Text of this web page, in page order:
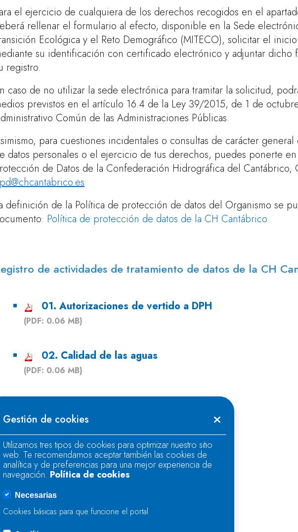
el ejercicio de cualquiera de los derechos recogidos en el
rellenar el formulario al efecto, disponible en la Sede
Ecológica y el Reto Demográfico (MITECO), solicitar el
su identificación con certificado electrónico y adjuntar dicho
registro.
caso de no utilizar la sede electrónica para tramitar la solicitud,
previstos en el artículo 16.4 de la Ley 39/2015, de 1 de
Común de las Administraciones Públicas.
para cuestiones incidentales o consultas de carácter
datos personales o el ejercicio de tus derechos, puedes ponerte
de Datos de la Confederación Hidrográfica del Cantábrico,
definición de la Política de protección de datos del Organismo se
Política de protección de datos de la CH Cantábrico
de actividades de tratamiento de datos de la CH
01. Autorizaciones de vertido a DPH
(PDF: 0.06 MB)
02. Calidad de las aguas
(PDF: 0.06 MB)
(PDF: 0.06 MB)
04. Gestión de expedientes CA
(PDF: 0.06 MB)
05. Gestión medioambiental
(PDF: 0.06 MB)
Gestión de cookies
Utilizamos tres tipos de cookies para optimizar nuestro sitio
web. Te recomendamos aceptar también las cookies de
analítica y de preferencias para una mejor experiencia de
navegación. Política de cookies
Necesarias
Cookies básicas para que funcione el portal